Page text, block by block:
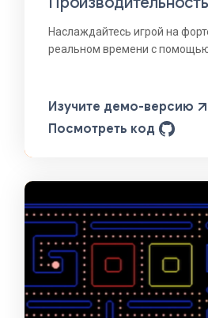
Наслаждайтесь игрой на
реальном времени с помощью
Изучите демо-версию
Посмотреть код